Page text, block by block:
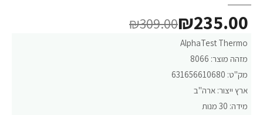
AlphaTest Thermo
מזהה מוצר: 8066
מק"ט: 631656610680
ארץ ייצור: ארה"ב
מידה: 30 מנות
₪235.00
₪309.00